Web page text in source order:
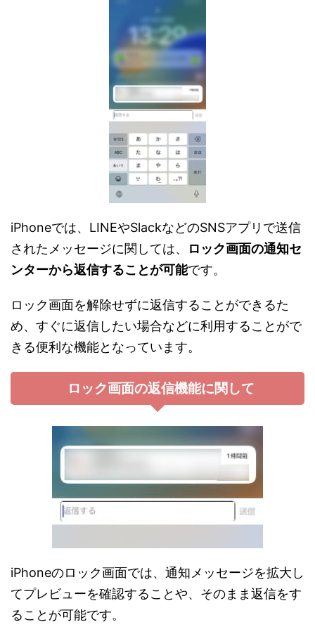
iPhoneでは、LINEやSlackなどのSNSアプリで送信
されたメッセージに関しては、
ロック画面の通知セ
ンターから返信することが可能です。
ロック画面を解除せずに返信することができるた
め、すぐに返信したい場合などに利用することがで
きる便利な機能となっています。
ロック画面の返信機能に関して
iPhoneのロック画面では、通知メッセージを拡大し
てプレビューを確認することや、そのまま返信をす
ることが可能です。